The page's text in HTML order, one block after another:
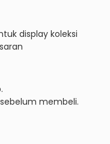
display koleksi
membeli.